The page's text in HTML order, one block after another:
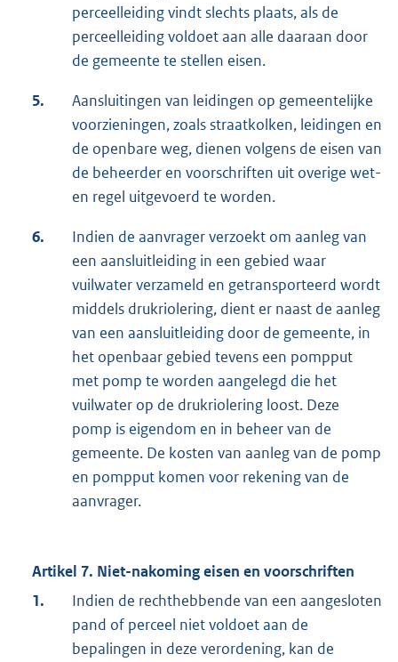
perceelleiding vindt slechts plaats, als de
perceelleiding voldoet aan alle daaraan door
de gemeente te stellen eisen.
5.
Aansluitingen van leidingen op gemeentelijke
voorzieningen, zoals straatkolken, leidingen en
de openbare weg, dienen volgens de eisen van
de beheerder en voorschriften uit overige wet-
en regel uitgevoerd te worden.
6.
Indien de aanvrager verzoekt om aanleg van
een aansluitleiding in een gebied waar
vuilwater verzameld en getransporteerd wordt
middels drukriolering, dient er naast de aanleg
van een aansluitleiding door de gemeente, in
het openbaar gebied tevens een pompput
met pomp te worden aangelegd die het
vuilwater op de drukriolering loost. Deze
pomp is eigendom en in beheer van de
gemeente. De kosten van aanleg van de pomp
en pompput komen voor rekening van de
aanvrager.
Artikel 7. Niet-nakoming eisen en voorschriften
1.
Indien de rechthebbende van een aangesloten
pand of perceel niet voldoet aan de
bepalingen in deze verordening, kan de